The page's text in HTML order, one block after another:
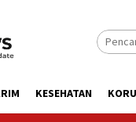
KESEHATAN